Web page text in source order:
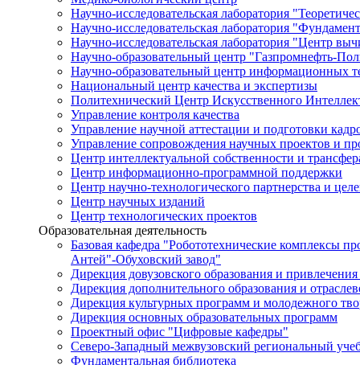
Научно-исследовательская лаборатория
Научно-исследовательская лаборатория
Научно-исследовательская лаборатория "Центр
Научно-образовательный центр "Газпромнефть-
Научно-образовательный центр информационных
Национальный центр качества и экспертизы
Политехнический Центр Искусственного
Управление контроля качества
Управление научной аттестации и подготовки
Управление сопровождения научных проектов и
Центр интеллектуальной собственности и
Центр информационно-программной поддержки
Центр научно-технологического партнерства и
Центр научных изданий
Центр технологических проектов
Образовательная деятельность
Базовая кафедра "Робототехнические комплексы
Антей"-Обуховский завод"
Дирекция довузовского образования и привлечения
Дирекция дополнительного образования и
Дирекция культурных программ и молодежного
Дирекция основных образовательных программ
Проектный офис "Цифровые кафедры"
Северо-Западный межвузовский региональный
Фундаментальная библиотека